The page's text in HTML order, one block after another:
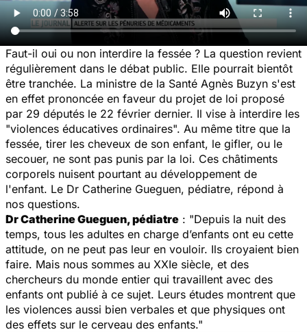
Faut-il oui ou non interdire la fessée ? La question revient
régulièrement dans le débat public. Elle pourrait bientôt
être tranchée. La ministre de la Santé Agnès Buzyn s'est
en effet prononcée en faveur du projet de loi proposé
par 29 députés le 22 février dernier. Il vise à interdire les
"violences éducatives ordinaires". Au même titre que la
fessée, tirer les cheveux de son enfant, le gifler, ou le
secouer, ne sont pas punis par la loi. Ces châtiments
corporels nuisent pourtant au développement de
l'enfant. Le Dr Catherine Gueguen, pédiatre, répond à
nos questions.
Dr Catherine Gueguen, pédiatre : "Depuis la nuit des
temps, tous les adultes en charge d’enfants ont eu cette
attitude, on ne peut pas leur en vouloir. Ils croyaient bien
faire. Mais nous sommes au XXIe siècle, et des
chercheurs du monde entier qui travaillent avec des
enfants ont publié à ce sujet. Leurs études montrent que
les violences aussi bien verbales et que physiques ont
des effets sur le cerveau des enfants."